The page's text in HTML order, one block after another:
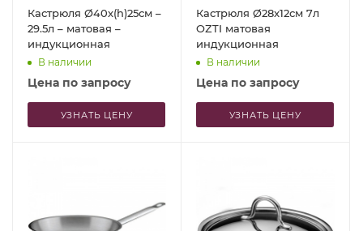
Кастрюля Ø40х(h)25см –
29.5л – матовая –
индукционная
В наличии
Цена по запросу
УЗНАТЬ ЦЕНУ
Кастрюля Ø28x12см 7л
OZTI матовая
индукционная
В наличии
Цена по запросу
УЗНАТЬ ЦЕНУ